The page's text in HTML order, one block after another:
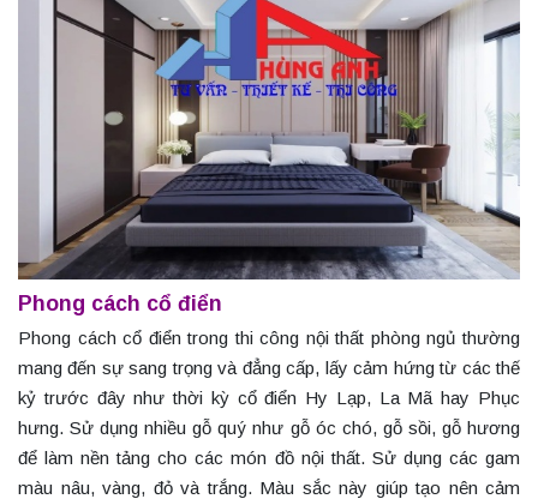
Phong cách cổ điển
Phong cách cổ điển trong thi công nội thất phòng ngủ thường
mang đến sự sang trọng và đẳng cấp, lấy cảm hứng từ các thế
kỷ trước đây như thời kỳ cổ điển Hy Lạp, La Mã hay Phục
hưng. Sử dụng nhiều gỗ quý như gỗ óc chó, gỗ sồi, gỗ hương
để làm nền tảng cho các món đồ nội thất. Sử dụng các gam
màu nâu, vàng, đỏ và trắng. Màu sắc này giúp tạo nên cảm